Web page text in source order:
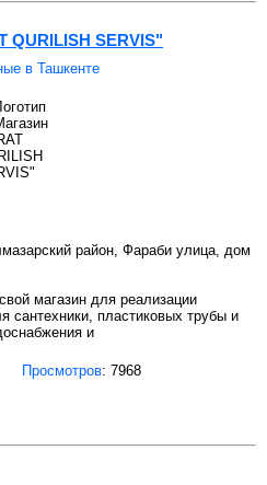
QURILISH SERVIS"
в Ташкенте
район, Фараби улица, дом
магазин для реализации
сантехники, пластиковых трубы и
и
Просмотров: 7968